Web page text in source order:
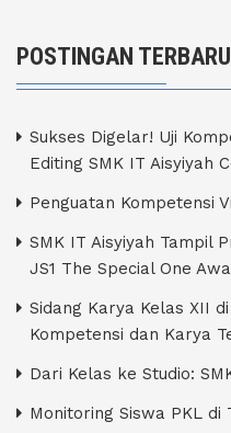
POSTINGAN TERBARU
Sukses Digelar! Uji
Editing SMK IT Aisyiyah
Penguatan Kompetensi
SMK IT Aisyiyah Tampil
JS1 The Special One
Sidang Karya Kelas XII
Kompetensi dan Karya
Dari Kelas ke Studio:
Monitoring Siswa PKL di